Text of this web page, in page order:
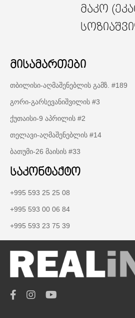
მაკო
მისამართები
თბილისი-აღმაშენებლის გამზ. #189
გორი-გარსევანიშვილის #3
ქუთაისი-9 აპრილის #2
თელავი-აღმაშენებლის #14
ბათუმი-26 მაისის #33
საკონტაქტო
+995 593 25 25 08
+995 593 00 06 84
+995 593 23 75 39